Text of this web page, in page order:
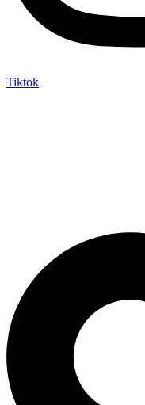
Tiktok